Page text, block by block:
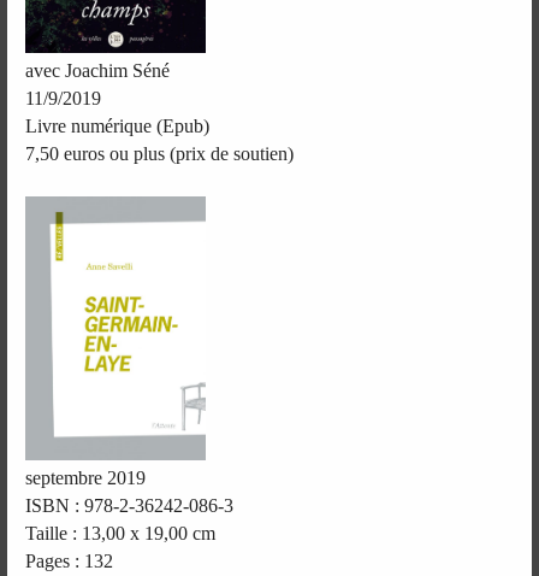
avec Joachim Séné
11/9/2019
Livre numérique (Epub)
7,50 euros ou plus (prix de soutien)
septembre 2019
ISBN : 978-2-36242-086-3
Taille : 13,00 x 19,00 cm
Pages : 132